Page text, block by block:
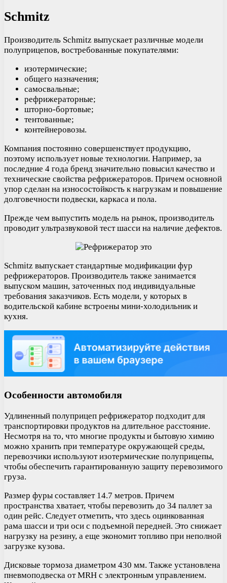
Schmitz
Производитель Schmitz выпускает различные модели
полуприцепов, востребованные покупателями:
изотермические;
общего назначения;
самосвальные;
рефрижераторные;
шторно-бортовые;
тентованные;
контейнеровозы.
Компания постоянно совершенствует продукцию,
поэтому использует новые технологии. Например, за
последние 4 года бренд значительно повысил качество и
технические свойства рефрижераторов. Причем основной
упор сделан на износостойкость к нагрузкам и повышение
долговечности подвески, каркаса и пола.
Прежде чем выпустить модель на рынок, производитель
проводит ультразвуковой тест шасси на наличие дефектов.
Schmitz выпускает стандартные модификации фур
рефрижераторов. Производитель также занимается
выпуском машин, заточенных под индивидуальные
требования заказчиков. Есть модели, у которых в
водительской кабине встроены мини-холодильник и
кухня.
Особенности автомобиля
Удлиненный полуприцеп рефрижератор подходит для
транспортировки продуктов на длительное расстояние.
Несмотря на то, что многие продукты и бытовую химию
можно хранить при температуре окружающей среды,
перевозчики используют изотермические полуприцепы,
чтобы обеспечить гарантированную защиту перевозимого
груза.
Размер фуры составляет 14.7 метров. Причем
пространства хватает, чтобы перевозить до 34 паллет за
один рейс. Следует отметить, что здесь оцинкованная
рама шасси и три оси с подъемной передней. Это снижает
нагрузку на резину, а еще экономит топливо при неполной
загрузке кузова.
Дисковые тормоза диаметром 430 мм. Также установлена
пневмоподвеска от MRH с электронным управлением.